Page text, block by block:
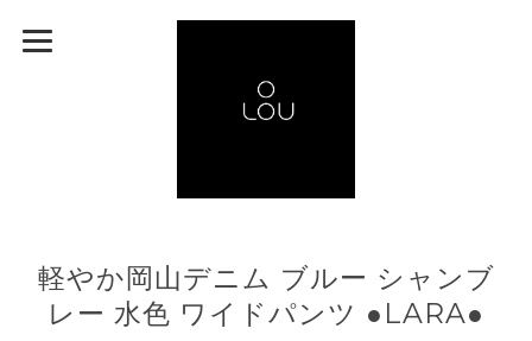
軽やか岡山デニム ブルー シャンブ
レー 水色 ワイドパンツ ●LARA●